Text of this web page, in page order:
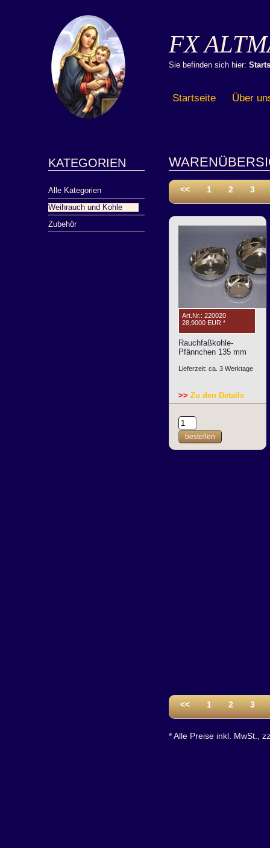
FX
Sie befinden sich hier:
Startseite Über
KATEGORIEN
Alle Kategorien
Weihrauch und Kohle
Zubehör
<< 1 2 3
Art.Nr.: 220020
28,9000 EUR *
Rauchfaßkohle-
Pfännchen 135 mm
Lieferzeit: ca. 3 Werktage
>> Zu den Details
bestellen
<< 1 2 3
* Alle Preise inkl. MwSt.,